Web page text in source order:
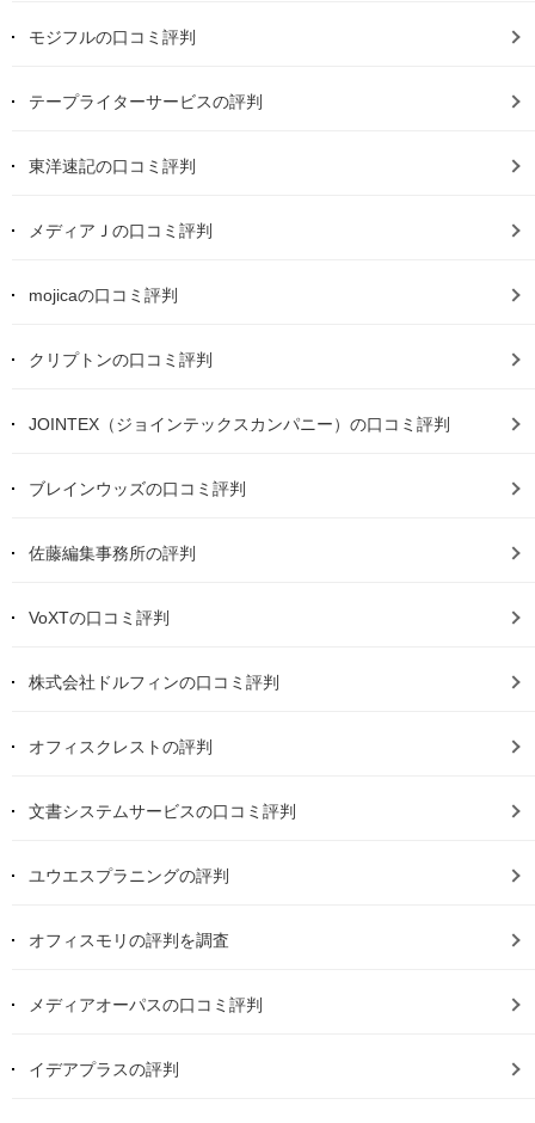
モジフルの口コミ評判
テープライターサービスの評判
東洋速記の口コミ評判
メディアＪの口コミ評判
mojicaの口コミ評判
クリプトンの口コミ評判
JOINTEX（ジョインテックスカンパニー）の口コミ評判
ブレインウッズの口コミ評判
佐藤編集事務所の評判
VoXTの口コミ評判
株式会社ドルフィンの口コミ評判
オフィスクレストの評判
文書システムサービスの口コミ評判
ユウエスプラニングの評判
オフィスモリの評判を調査
メディアオーパスの口コミ評判
イデアプラスの評判